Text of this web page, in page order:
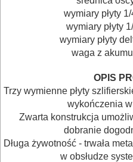
mieszarki
młotowiertarki
max
młotowiertarki
sds-
wymiary płyty
wymiary płyty
wymiary płyty
waga z
OPIS
Trzy wymienne płyty
wykończenia
Zwarta konstrukcja
dobranie
Długa żywotność - trwała
w obsłudze